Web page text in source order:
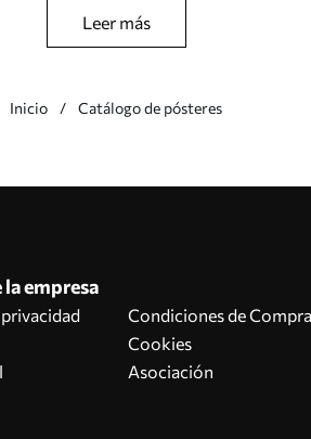
Leer más
Inicio Catálogo de pósteres
la empresa
Condiciones de Compra
Cookies
Asociación